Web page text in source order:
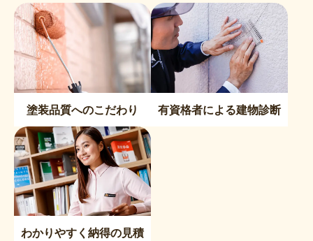
塗装品質へのこだわり 有資格者による建物診断
わかりやすく納得の見積